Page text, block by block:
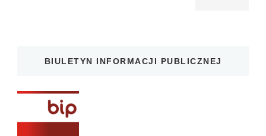
BIULETYN INFORMACJI PUBLICZNEJ